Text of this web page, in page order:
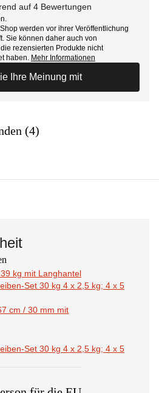
auf 4 Bewertungen
werden vor ihrer Veröffentlichung
Sie können daher auch von
rezensierten Produkte nicht
haben. Mehr Informationen
Ihre Meinung mit
(4)
kg mit Langhantel
Set 30 kg 4 x 2,5 kg; 4 x 5
cm / 30 mm mit
Set 30 kg 4 x 2,5 kg; 4 x 5